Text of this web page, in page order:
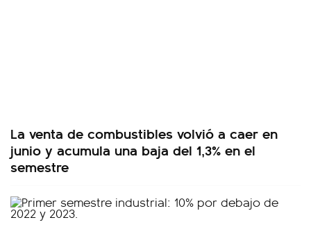
La venta de combustibles volvió a caer en
junio y acumula una baja del 1,3% en el
semestre